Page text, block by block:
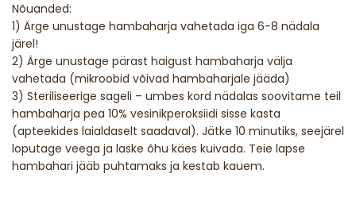
Nõuanded:
1) Ärge unustage hambaharja vahetada iga 6-8 nädala
järel!
2) Ärge unustage pärast haigust hambaharja välja
vahetada (mikroobid võivad hambaharjale jääda)
3) Steriliseerige sageli – umbes kord nädalas soovitame teil
hambaharja pea 10% vesinikperoksiidi sisse kasta
(apteekides laialdaselt saadaval). Jätke 10 minutiks, seejärel
loputage veega ja laske õhu käes kuivada. Teie lapse
hambahari jääb puhtamaks ja kestab kauem.